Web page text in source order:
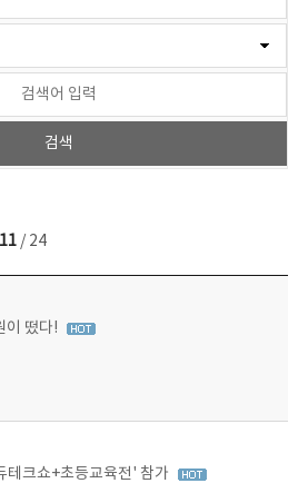
11/ 24
이 떴다!
테크쇼+초등교육전' 참가